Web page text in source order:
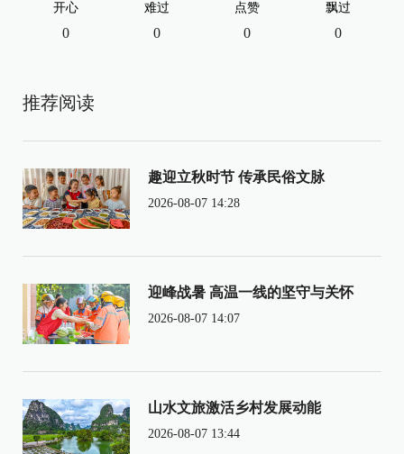
开心
0
难过
0
点赞
0
飘过
0
推荐阅读
趣迎立秋时节 传承民俗文脉
2026-08-07 14:28
迎峰战暑 高温一线的坚守与关怀
2026-08-07 14:07
山水文旅激活乡村发展动能
2026-08-07 13:44